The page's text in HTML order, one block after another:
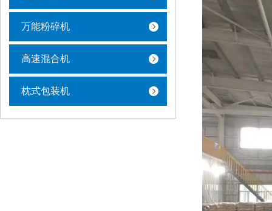
万能粉碎机
高速混合机
枕式包装机